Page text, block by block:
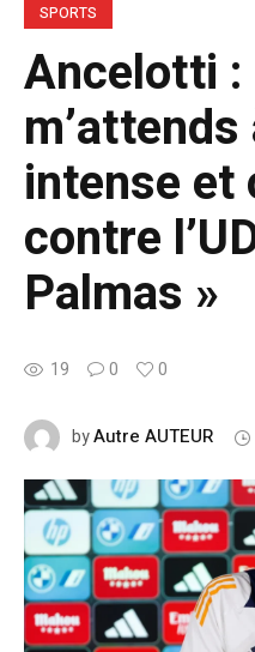
SPORTS
Ancelotti :
intense et
contre
Palmas »
19 0 0
byAutre AUTEUR